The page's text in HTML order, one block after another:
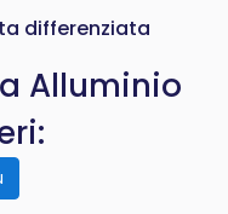
differenziata
Alluminio